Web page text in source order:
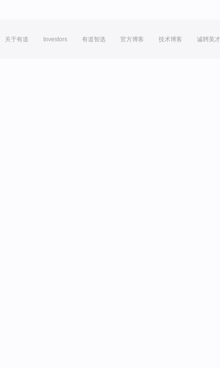
关于有道 Investors 有道智选 官方博客 技术博客 诚聘英才